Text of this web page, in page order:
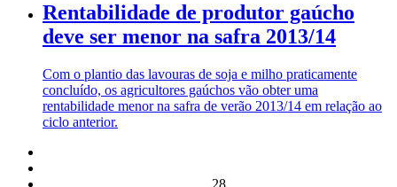
Rentabilidade de produtor gaúcho
deve ser menor na safra 2013/14
Com o plantio das lavouras de soja e milho praticamente
concluído, os agricultores gaúchos vão obter uma
rentabilidade menor na safra de verão 2013/14 em relação ao
ciclo anterior.
28